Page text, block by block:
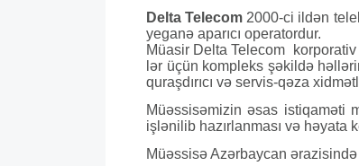
Delta Telecom 2000-ci ildən
yeganə aparıcı operatordur.
Müasir Delta Telecom
lər üçün kompleks şəkildə
quraşdırıcı və servis-qəza
Müəssisəmizin əsas istiqaməti
işlənilib hazırlanması və həyata
Müəssisə Azərbaycan